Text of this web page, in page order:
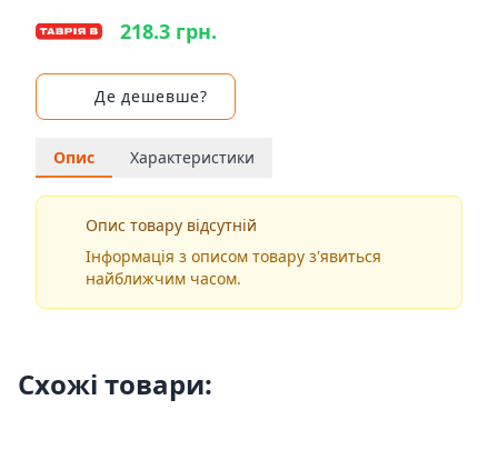
218.3 грн.
Де дешевше?
Опис Характеристики
Опис товару відсутній
Інформація з описом товару з'явиться
найближчим часом.
Схожі товари: